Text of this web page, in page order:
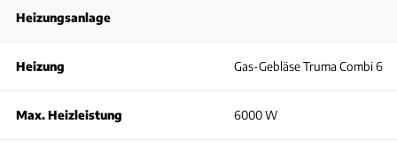
Heizungsanlage
Heizung Gas-Gebläse Truma Combi 6
Max. Heizleistung 6000 W